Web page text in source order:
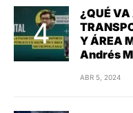
¿QUÉ VA
Y ÁREA
Andrés
ABR 5, 2024